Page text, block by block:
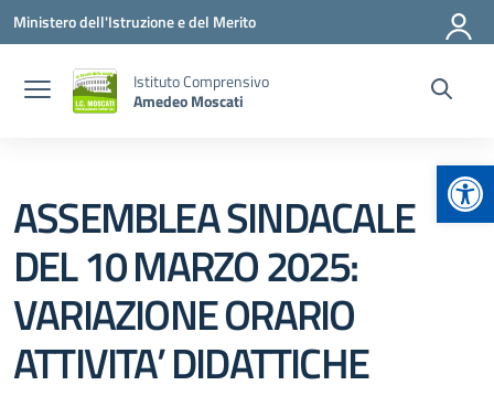
Vai ai contenuti
Vai al menu di navigazione
Vai al footer
Ministero dell'Istruzione e del Merito
Istituto Comprensivo
Amedeo Moscati
ASSEMBLEA SINDACALE
DEL 10 MARZO 2025:
VARIAZIONE ORARIO
ATTIVITA’ DIDATTICHE